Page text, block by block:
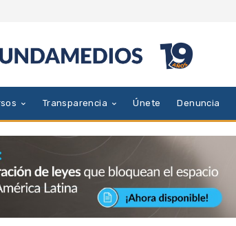
Transparencia Únete Denuncia